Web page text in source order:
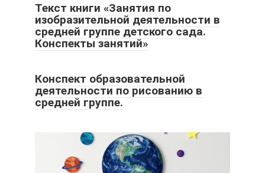
Текст книги «Занятия по
изобразительной деятельности в
средней группе детского сада.
Конспекты занятий»
Конспект образовательной
деятельности по рисованию в
средней группе.